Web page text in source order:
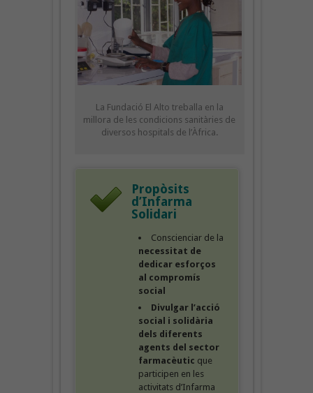
La Fundació El Alto treballa en la
millora de les condicions sanitàries de
diversos hospitals de l’Àfrica.
Propòsits
d’Infarma
Solidari
Conscienciar de la
necessitat de
dedicar esforços
al compromís
social
Divulgar l’acció
social i solidària
dels diferents
agents del sector
farmacèutic que
participen en les
activitats d’Infarma